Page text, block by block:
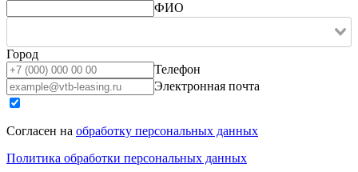
ФИО
Город
Телефон
Электронная почта
Согласен на обработку персональных данных
Политика обработки персональных данных